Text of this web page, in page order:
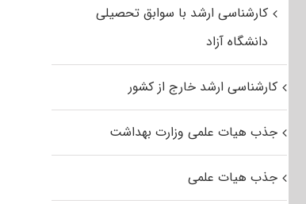
کارشناسی ارشد با سوابق تحصیلی
دانشگاه آزاد
کارشناسی ارشد خارج از کشور
جذب هیات علمی وزارت بهداشت
جذب هیات علمی